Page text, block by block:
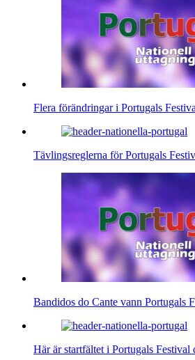
Flera förändringar i Portugals
Tävlingsreglerna för Portugals
Bandidos do Cante vann Portugals
Här är startfältet i Portugals Festival